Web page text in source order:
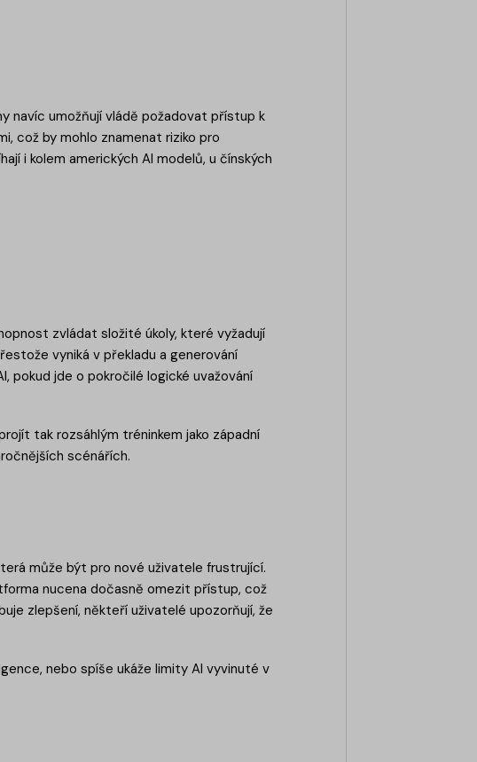
navíc umožňují vládě požadovat přístup k
což by mohlo znamenat riziko pro
i kolem amerických AI modelů, u čínských
zvládat složité úkoly, které vyžadují
vyniká v překladu a generování
pokud jde o pokročilé logické uvažování
tak rozsáhlým tréninkem jako západní
scénářích.
může být pro nové uživatele frustrující.
nucena dočasně omezit přístup, což
zlepšení, někteří uživatelé upozorňují, že
nebo spíše ukáže limity AI vyvinuté v